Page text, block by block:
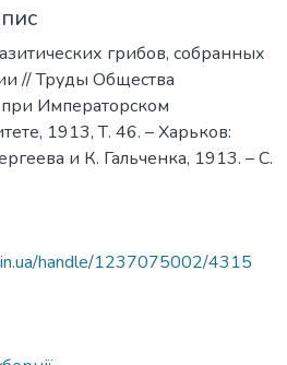
грибов, собранных
// Труды Общества
Императорском
1913, Т. 46. – Харьков:
и К. Гальченка, 1913. – С.
handle/1237075002/4315